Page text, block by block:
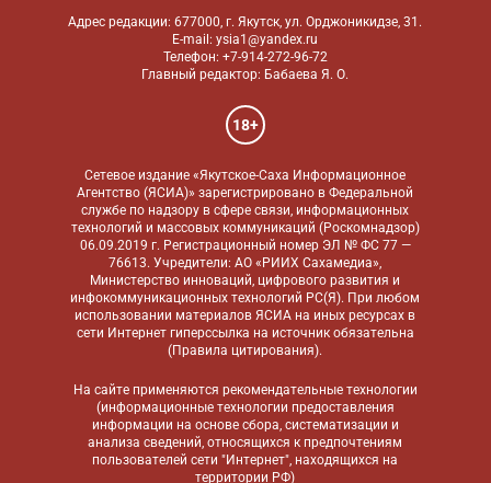
Адрес редакции: 677000, г. Якутск, ул. Орджоникидзе, 31.
E-mail: ysia1@yandex.ru
Телефон: +7-914-272-96-72
Главный редактор: Бабаева Я. О.
18+
Сетевое издание «Якутское-Саха Информационное
Агентство (ЯСИА)» зарегистрировано в Федеральной
службе по надзору в сфере связи, информационных
технологий и массовых коммуникаций (Роскомнадзор)
06.09.2019 г. Регистрационный номер ЭЛ № ФС 77 —
76613. Учредители: АО «РИИХ Сахамедиа»,
Министерство инноваций, цифрового развития и
инфокоммуникационных технологий РС(Я). При любом
использовании материалов ЯСИА на иных ресурсах в
сети Интернет гиперссылка на источник обязательна
(Правила цитирования).
На сайте применяются рекомендательные технологии
(информационные технологии предоставления
информации на основе сбора, систематизации и
анализа сведений, относящихся к предпочтениям
пользователей сети "Интернет", находящихся на
территории РФ)